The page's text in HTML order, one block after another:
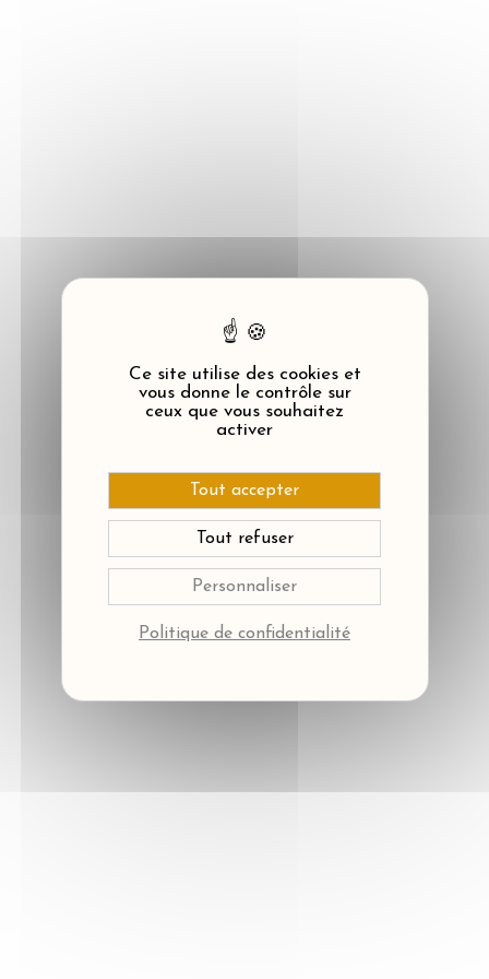
Ce site utilise des cookies et
vous donne le contrôle sur
ceux que vous souhaitez
activer
Tout accepter
Tout refuser
Personnaliser
Politique de confidentialité